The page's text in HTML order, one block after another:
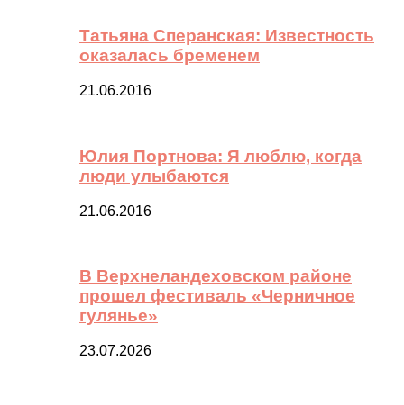
Татьяна Сперанская: Известность
оказалась бременем
21.06.2016
Юлия Портнова: Я люблю, когда
люди улыбаются
21.06.2016
В Верхнеландеховском районе
прошел фестиваль «Черничное
гулянье»
23.07.2026